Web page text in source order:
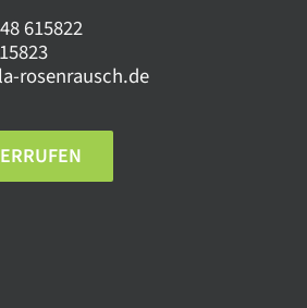
615822
rosenrausch.de